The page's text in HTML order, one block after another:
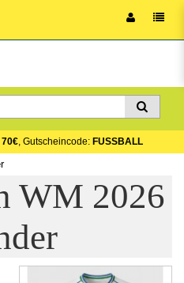
70€, Gutscheincode: FUSSBALL
WM 2026